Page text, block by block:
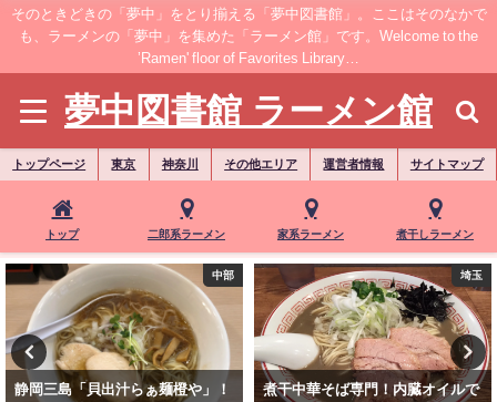
そのときどきの「夢中」をとり揃える「夢中図書館」。ここはそのなかで
も、ラーメンの「夢中」を集めた「ラーメン館」です。Welcome to the
’Ramen' floor of Favorites Library…
夢中図書館 ラーメン館
トップページ 東京 神奈川 その他エリア 運営者情報 サイトマップ
トップ 二郎系ラーメン 家系ラーメン 煮干しラーメン
中部
静岡三島「貝出汁らぁ麺橙や」！
埼玉
煮干中華そば専門！内臓オイルで